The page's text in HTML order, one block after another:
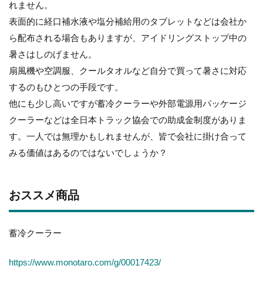
れません。
表面的に経口補水液や塩分補給用のタブレットなどは会社か
ら配布される場合もありますが、アイドリングストップ中の
暑さはしのげません。
扇風機や空調服、クールタオルなど自分で買って暑さに対応
するのもひとつの手段です。
他にも少し高いですが蓄冷クーラーや外部電源用パッケージ
クーラーなどは全日本トラック協会での助成金制度がありま
す。一人では無理かもしれませんが、皆で会社に掛け合って
みる価値はあるのではないでしょうか？
おススメ商品
蓄冷クーラー
https://www.monotaro.com/g/00017423/